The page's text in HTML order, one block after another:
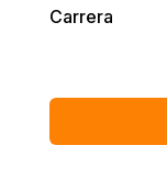
Carrera